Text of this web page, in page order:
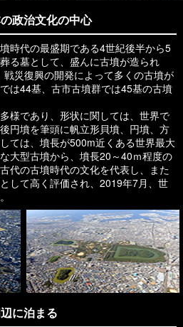
政治文化の中心
時代の最盛期である4世紀後半から5
る墓として、盛んに古墳が造られ
災復興の開発によって多くの古墳が
は44基、古市古墳群では45基の古墳
様であり、形状に関しては、世界で
円墳を筆頭に帆立形貝墳、円墳、方
ては、墳長が500m近くある世界最大
大型古墳から、墳長20～40ｍ程度の
代の古墳時代の文化を代表し、また
して高く評価され、2019年7月、世
に泊まる